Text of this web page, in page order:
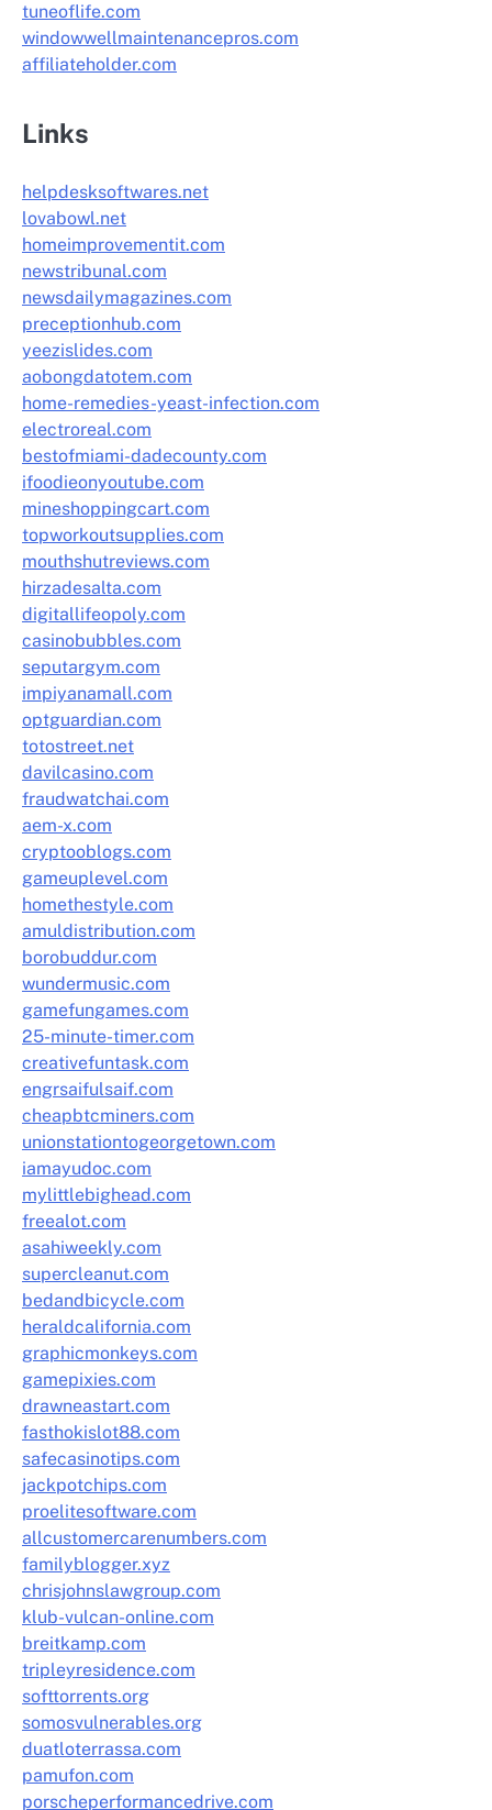
tuneoflife.com
windowwellmaintenancepros.com
affiliateholder.com
Links
helpdesksoftwares.net
lovabowl.net
homeimprovementit.com
newstribunal.com
newsdailymagazines.com
preceptionhub.com
yeezislides.com
aobongdatotem.com
home-remedies-yeast-infection.com
electroreal.com
bestofmiami-dadecounty.com
ifoodieonyoutube.com
mineshoppingcart.com
topworkoutsupplies.com
mouthshutreviews.com
hirzadesalta.com
digitallifeopoly.com
casinobubbles.com
seputargym.com
impiyanamall.com
optguardian.com
totostreet.net
davilcasino.com
fraudwatchai.com
aem-x.com
cryptooblogs.com
gameuplevel.com
homethestyle.com
amuldistribution.com
borobuddur.com
wundermusic.com
gamefungames.com
25-minute-timer.com
creativefuntask.com
engrsaifulsaif.com
cheapbtcminers.com
unionstationtogeorgetown.com
iamayudoc.com
mylittlebighead.com
freealot.com
asahiweekly.com
supercleanut.com
bedandbicycle.com
heraldcalifornia.com
graphicmonkeys.com
gamepixies.com
drawneastart.com
fasthokislot88.com
safecasinotips.com
jackpotchips.com
proelitesoftware.com
allcustomercarenumbers.com
familyblogger.xyz
chrisjohnslawgroup.com
klub-vulcan-online.com
breitkamp.com
tripleyresidence.com
softtorrents.org
somosvulnerables.org
duatloterrassa.com
pamufon.com
porscheperformancedrive.com